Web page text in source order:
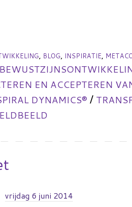
, BLOG, INSPIRATIE,
EN ACCEPTEREN
DYNAMICS® /
vrijdag 6 juni 2014